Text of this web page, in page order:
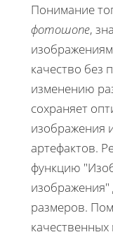
Понимание
фотошопе,
качество без
изменению
сохраняет
изображения
артефактов.
функцию
изображения"
размеров.